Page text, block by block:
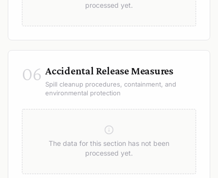
processed yet.
06 Accidental Release Measures
Spill cleanup procedures, containment, and
environmental protection
The data for this section has not been
processed yet.